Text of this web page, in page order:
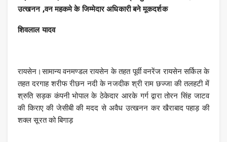
उत्खनन ,वन महकमे के जिम्मेदार अधिकारी बने मूकदर्शक
शिवलाल यादव
रायसेन।सामान्य वनमण्डल रायसेन के तहत पूर्वी वनरेंज रायसेन सर्किल के
तहत दरगाह शरीफ रीछन नदी के नजदीक श्री राम छज्जा की तलहटी में
श्रुति सड़क कंपनी भोपाल के ठेकेदार आरके गर्ग द्वारा तोरन सिंह जाटव
की किराए की जेसीबी की मदद से अवैध उत्खनन कर खैराबाद पहाड़ की
शक्ल सूरत को बिगाड़